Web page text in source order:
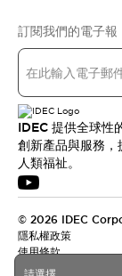
訂閱我們的電子報
IDEC 提供全球性
創新產品與服務
人類福祉。
© 2026 IDEC
隱私權政策
使用條款